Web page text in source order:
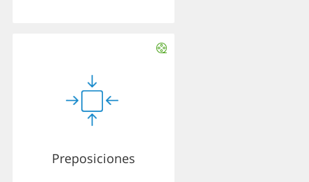
Preposiciones